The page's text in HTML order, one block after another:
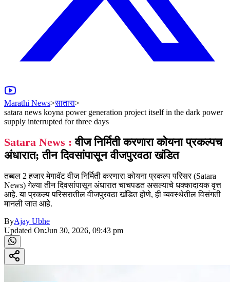
Marathi News>सातारा>
satara news koyna power generation project itself in the dark power
supply interrupted for three days
Satara News : वीज निर्मिती करणारा कोयना प्रकल्पच
अंधारात; तीन दिवसांपासून वीजपुरवठा खंडित
तब्बल 2 हजार मेगावॅट वीज निर्मिती करणारा कोयना प्रकल्प परिसर (Satara
News) गेल्या तीन दिवसांपासून अंधारात चाचपडत असल्याचे धक्कादायक वृत्त
आहे. या प्रकल्प परिसरातील वीजपुरवठा खंडित होणे, ही व्यवस्थेतील विसंगती
मानली जात आहे.
ByAjay Ubhe
Updated On:Jun 30, 2026, 09:43 pm